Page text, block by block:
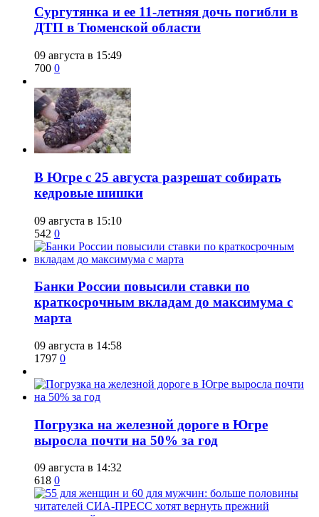
Сургутянка и ее 11-летняя дочь погибли в
ДТП в Тюменской области
09 августа в 15:49
700 0
​В Югре с 25 августа разрешат собирать
кедровые шишки
09 августа в 15:10
542 0
​Банки России повысили ставки по
краткосрочным вкладам до максимума с
марта
09 августа в 14:58
1797 0
​Погрузка на железной дороге в Югре
выросла почти на 50% за год
09 августа в 14:32
618 0